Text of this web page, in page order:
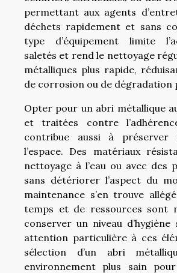
permettant aux agents
déchets rapidement et sans
type d’équipement limite
saletés et rend le nettoyage
métalliques plus rapide,
de corrosion ou de dégradation
Opter pour un abri métallique
et traitées contre
contribue aussi à
l’espace. Des matériaux
nettoyage à l’eau ou avec des
sans détériorer l’aspect du
maintenance s’en trouve
temps et de ressources sont
conserver un niveau
attention particulière à ces
sélection d’un abri
environnement plus sain